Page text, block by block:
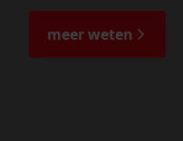
meer weten